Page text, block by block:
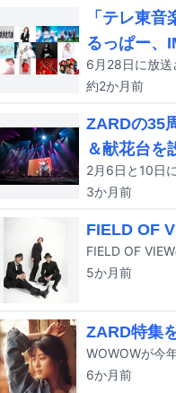
「テレ東
るっぱー、
約2か月前
ZARDの35
＆献花台を
3か月前
FIELD OF
FIELD OF
5か月前
ZARD特集
6か月前